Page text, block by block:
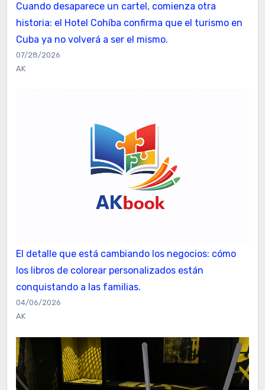
Cuando desaparece un cartel, comienza otra
historia: el Hotel Cohíba confirma que el turismo en
Cuba ya no volverá a ser el mismo.
07/28/2026
AK
El detalle que está cambiando los negocios: cómo
los libros de colorear personalizados están
conquistando a las familias.
04/06/2026
AK